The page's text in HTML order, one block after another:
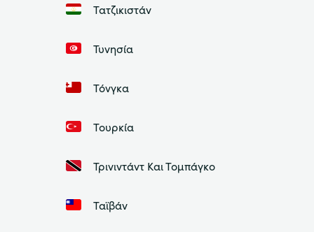
Τατζικιστάν
Τυνησία
Τόνγκα
Τουρκία
Τρινιντάντ Και Τομπάγκο
Ταϊβάν